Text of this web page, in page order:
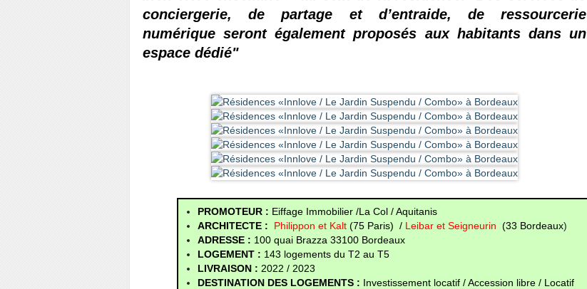
conciergerie, de partage et d’entraide, de ressourcerie
numérique seront également proposés aux habitants dans un
espace dédié"
PROMOTEUR : Eiffage Immobilier /La Col / Aquitanis
ARCHITECTE :
Philippon et Kalt (75 Paris) / Leibar et Seigneurin (33 Bordeaux)
ADRESSE : 100 quai Brazza 33100 Bordeaux
LOGEMENT : 143 logements du T2 au T5
LIVRAISON : 2022 / 2023
DESTINATION DES LOGEMENTS : Investissement locatif / Accession libre / Locatif